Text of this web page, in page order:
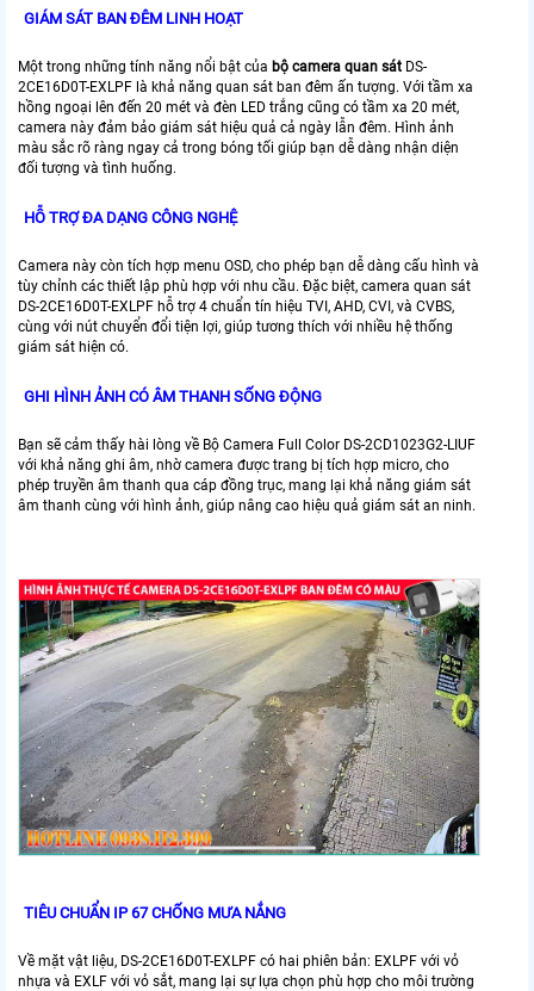
GIÁM SÁT BAN ĐÊM LINH HOẠT
Một trong những tính năng nổi bật của bộ camera quan sát DS-
2CE16D0T-EXLPF là khả năng quan sát ban đêm ấn tượng. Với tầm xa
hồng ngoại lên đến 20 mét và đèn LED trắng cũng có tầm xa 20 mét,
camera này đảm bảo giám sát hiệu quả cả ngày lẫn đêm. Hình ảnh
màu sắc rõ ràng ngay cả trong bóng tối giúp bạn dễ dàng nhận diện
đối tượng và tình huống.
HỖ TRỢ ĐA DẠNG CÔNG NGHỆ
Camera này còn tích hợp menu OSD, cho phép bạn dễ dàng cấu hình và
tùy chỉnh các thiết lập phù hợp với nhu cầu. Đặc biệt, camera quan sát
DS-2CE16D0T-EXLPF hỗ trợ 4 chuẩn tín hiệu TVI, AHD, CVI, và CVBS,
cùng với nút chuyển đổi tiện lợi, giúp tương thích với nhiều hệ thống
giám sát hiện có.
GHI HÌNH ẢNH CÓ ÂM THANH SỐNG ĐỘNG
Bạn sẽ cảm thấy hài lòng về Bộ Camera Full Color DS-2CD1023G2-LIUF
với khả năng ghi âm, nhờ camera được trang bị tích hợp micro, cho
phép truyền âm thanh qua cáp đồng trục, mang lại khả năng giám sát
âm thanh cùng với hình ảnh, giúp nâng cao hiệu quả giám sát an ninh.
TIÊU CHUẨN IP 67 CHỐNG MƯA NẮNG
Về mặt vật liệu, DS-2CE16D0T-EXLPF có hai phiên bản: EXLPF với vỏ
nhựa và EXLF với vỏ sắt, mang lại sự lựa chọn phù hợp cho môi trường